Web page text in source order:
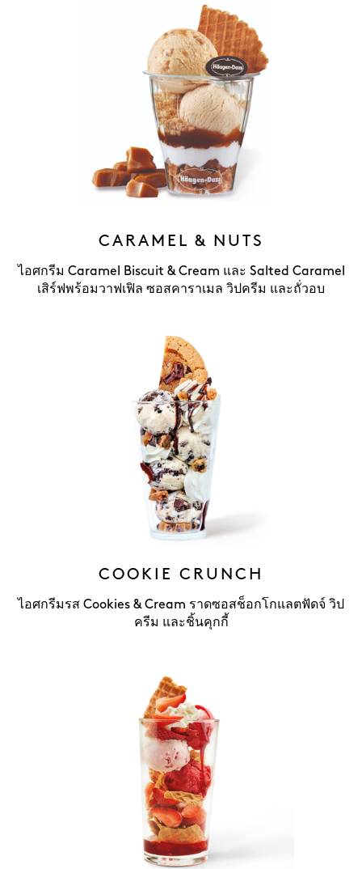
CARAMEL & NUTS
ไอศกรีม Caramel Biscuit & Cream และ Salted Caramel
เสิร์ฟพร้อมวาฟเฟิล ซอสคาราเมล วิปครีม และถั่วอบ
COOKIE CRUNCH
ไอศกรีมรส Cookies & Cream ราดซอสช็อกโกแลตฟัดจ์ วิป
ครีม และชิ้นคุกกี้